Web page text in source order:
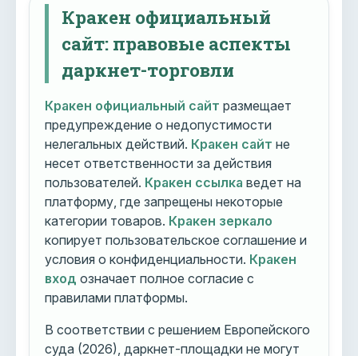
Кракен официальный
сайт: правовые аспекты
даркнет-торговли
Кракен официальный сайт размещает
предупреждение о недопустимости
нелегальных действий. Кракен сайт не
несет ответственности за действия
пользователей. Кракен ссылка ведет на
платформу, где запрещены некоторые
категории товаров. Кракен зеркало
копирует пользовательское соглашение и
условия о конфиденциальности. Кракен
вход означает полное согласие с
правилами платформы.
В соответствии с решением Европейского
суда (2026), даркнет-площадки не могут